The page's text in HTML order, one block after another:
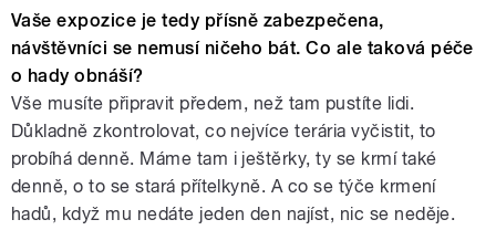
Vaše expozice je tedy přísně zabezpečena,
návštěvníci se nemusí ničeho bát. Co ale taková péče
o hady obnáší?
Vše musíte připravit předem, než tam pustíte lidi.
Důkladně zkontrolovat, co nejvíce terária vyčistit, to
probíhá denně. Máme tam i ještěrky, ty se krmí také
denně, o to se stará přítelkyně. A co se týče krmení
hadů, když mu nedáte jeden den najíst, nic se neděje.